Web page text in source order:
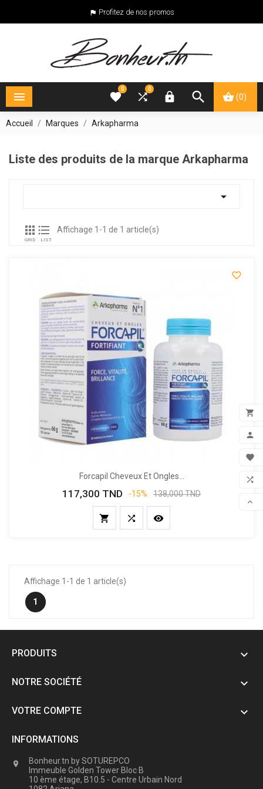





 Profitez de nos promos
 (0)


0

0
Accueil Marques Arkapharma
Liste des produits de la marque Arkapharma


GRID

LIST
Affichage 1-1 de 1 article(s)

Forcapil Cheveux Et Ongles...
Prix
117,300 TND
Prix
-15% 138,000 TND
  
Affichage 1-1 de 1 article(s)
1
PRODUITS 
NOTRE SOCIÉTÉ 
VOTRE COMPTE 
INFORMATIONS

Bonheur.tn by SOTUREPCO
Immeuble Golden Tower Bloc B
10 ème étage, B10.5 - Centre Urbain Nord